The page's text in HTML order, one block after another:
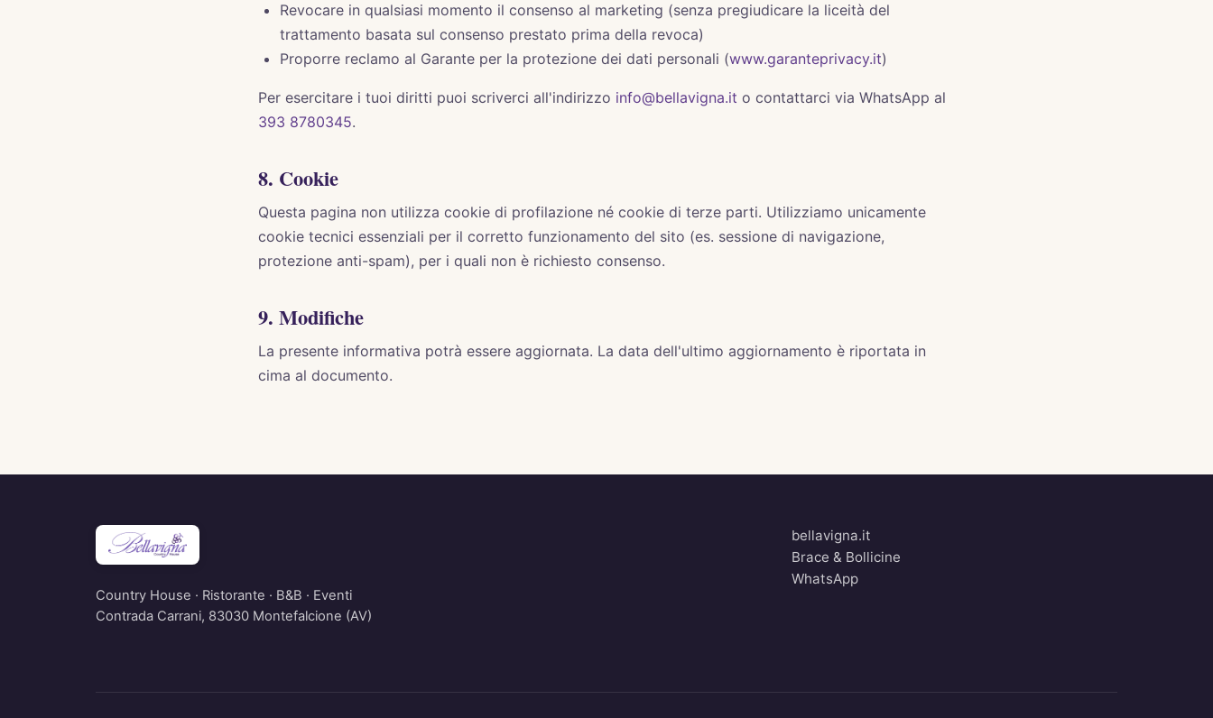
Revocare in qualsiasi momento il consenso al marketing (senza pregiudicare la liceità del
trattamento basata sul consenso prestato prima della revoca)
Proporre reclamo al Garante per la protezione dei dati personali (www.garanteprivacy.it)
Per esercitare i tuoi diritti puoi scriverci all'indirizzo info@bellavigna.it o contattarci via WhatsApp al
393 8780345.
8. Cookie
Questa pagina non utilizza cookie di profilazione né cookie di terze parti. Utilizziamo unicamente
cookie tecnici essenziali per il corretto funzionamento del sito (es. sessione di navigazione,
protezione anti-spam), per i quali non è richiesto consenso.
9. Modifiche
La presente informativa potrà essere aggiornata. La data dell'ultimo aggiornamento è riportata in
cima al documento.
Country House · Ristorante · B&B · Eventi
Contrada Carrani, 83030 Montefalcione (AV)
bellavigna.it
Brace & Bollicine
WhatsApp